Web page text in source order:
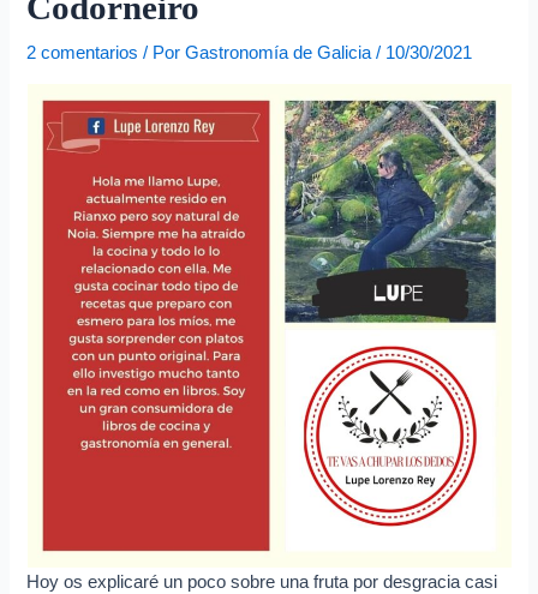
Codorneiro
2 comentarios / PorGastronomía de Galicia/ 10/30/2021
Hoy os explicaré un poco sobre una fruta por desgracia casi